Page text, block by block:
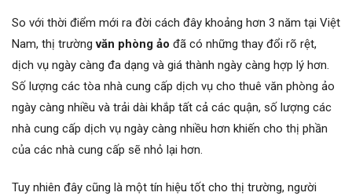
So với thời điểm mới ra đời cách đây khoảng hơn 3 năm tại Việt
Nam, thị trườngvăn phòng ảo đã có những thay đổi rõ rệt,
dịch vụ ngày càng đa dạng và giá thành ngày càng hợp lý hơn.
Số lượng các tòa nhà cung cấp dịch vụ cho thuê văn phòng ảo
ngày càng nhiều và trải dài khắp tất cả các quận, số lượng các
nhà cung cấp dịch vụ ngày càng nhiều hơn khiến cho thị phần
của các nhà cung cấp sẽ nhỏ lại hơn.
Tuy nhiên đây cũng là một tín hiệu tốt cho thị trường, người